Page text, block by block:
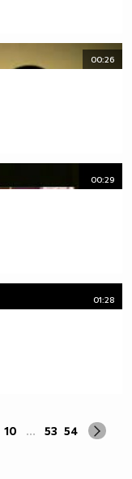
00:26
00:29
01:28
10 ... 53 54